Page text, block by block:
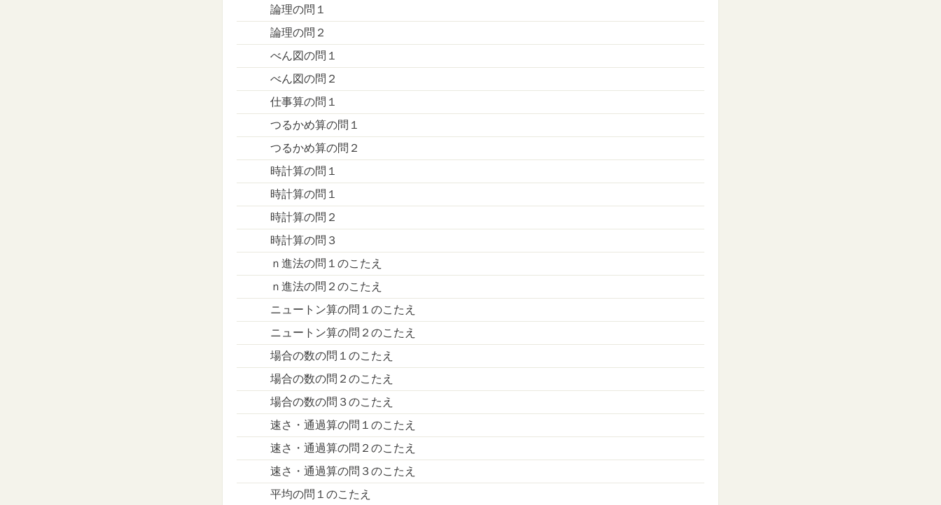
論理の問１
論理の問２
べん図の問１
べん図の問２
仕事算の問１
つるかめ算の問１
つるかめ算の問２
時計算の問１
時計算の問１
時計算の問２
時計算の問３
ｎ進法の問１のこたえ
ｎ進法の問２のこたえ
ニュートン算の問１のこたえ
ニュートン算の問２のこたえ
場合の数の問１のこたえ
場合の数の問２のこたえ
場合の数の問３のこたえ
速さ・通過算の問１のこたえ
速さ・通過算の問２のこたえ
速さ・通過算の問３のこたえ
平均の問１のこたえ